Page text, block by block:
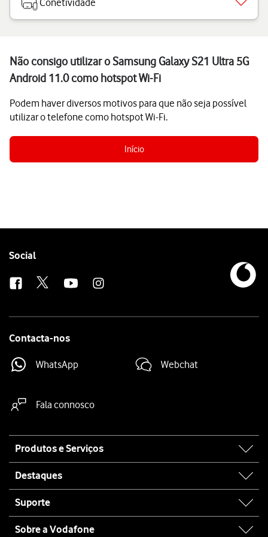
Conetividade
Não consigo utilizar o Samsung Galaxy S21 Ultra 5G
Android 11.0 como hotspot Wi-Fi
Podem haver diversos motivos para que não seja possível
utilizar o telefone como hotspot Wi-Fi.
Início
Follow
Social
Contacta-nos
WhatsApp Webchat
Fala connosco
map
Produtos e Serviços
Destaques
Suporte
Sobre a Vodafone